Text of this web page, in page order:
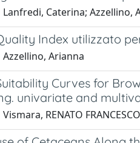
Lanfredi, Caterina; Azzellino,
Index utilizzato
Azzellino, Arianna
Curves for
univariate and
RENATO